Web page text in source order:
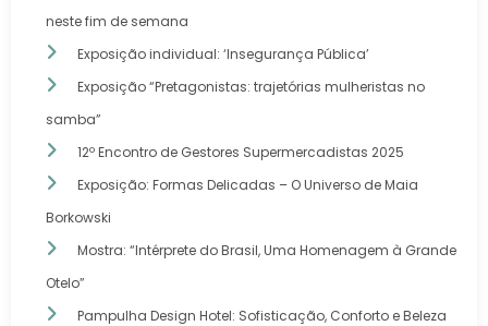
neste fim de semana
Exposição individual: ‘Insegurança Pública’
Exposição “Pretagonistas: trajetórias mulheristas no
samba”
12º Encontro de Gestores Supermercadistas 2025
Exposição: Formas Delicadas – O Universo de Maia
Borkowski
Mostra: “Intérprete do Brasil, Uma Homenagem à Grande
Otelo”
Pampulha Design Hotel: Sofisticação, Conforto e Beleza